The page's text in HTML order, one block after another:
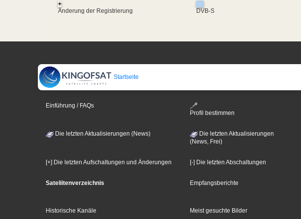
+
Änderung der Registrierung
DVB-S
Startseite
Einführung / FAQs
Profil bestimmen
Die letzten Aktualisierungen (News)
Die letzten Aktualisierungen
(News, Frei)
[+] Die letzten Aufschaltungen und Änderungen [-] Die letzten Abschaltungen
Sateliitenverzeichnis Empfangsberichte
Historische Kanäle Meist gesuchte Bilder